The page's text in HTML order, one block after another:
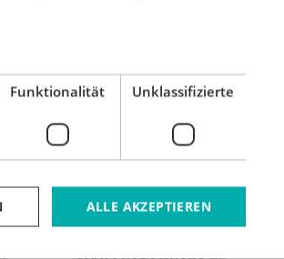
unser Unternehmen. Wir versprechen, Ihre Daten sicher
TELEFON:+45 76 34 75
00
Funktionalität Unklassifizierte
ALLE AKZEPTIEREN